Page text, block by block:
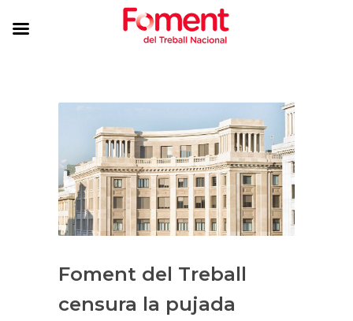
Foment del Treball
censura la pujada